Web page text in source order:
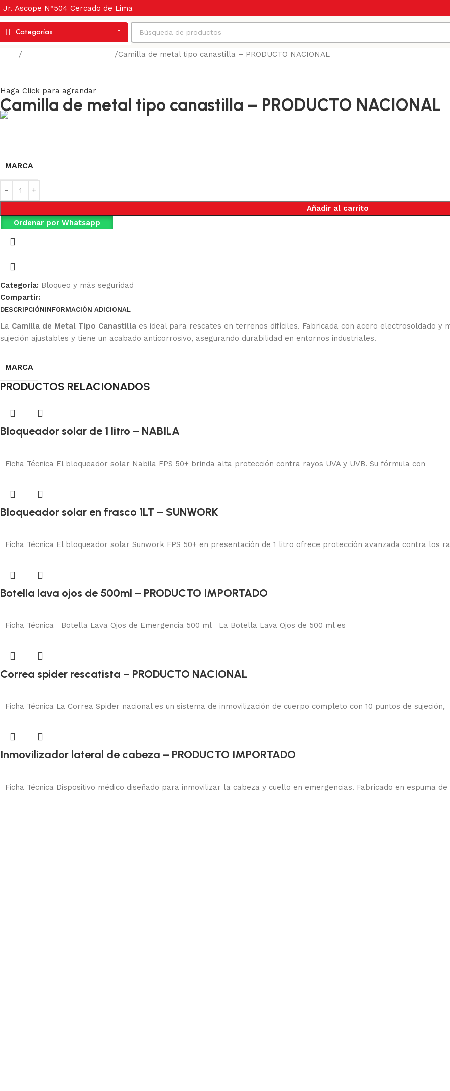
Jr. Ascope N°504 Cercado de Lima
Categorías
Camilla de metal tipo canastilla – PRODUCTO NACIONAL
Haga Click para agrandar
Camilla de metal tipo canastilla – PRODUCTO NACIONAL
MARCA
Añadir al carrito
Ordenar por Whatsapp
Categoría: Bloqueo y más seguridad
Compartir:
DESCRIPCIÓNINFORMACIÓN ADICIONAL
La Camilla de Metal Tipo Canastilla es ideal para rescates en terrenos difíciles. Fabricada con acero electrosoldado
sujeción ajustables y tiene un acabado anticorrosivo, asegurando durabilidad en entornos industriales.
MARCA
PRODUCTOS RELACIONADOS
Bloqueador solar de 1 litro – NABILA
Bloqueo y más seguridad
Ficha Técnica El bloqueador solar Nabila FPS 50+ brinda alta protección contra rayos UVA y UVB. Su fórmula con
Bloqueador solar en frasco 1LT – SUNWORK
Bloqueo y más seguridad
Ficha Técnica El bloqueador solar Sunwork FPS 50+ en presentación de 1 litro ofrece protección avanzada contra los
Botella lava ojos de 500ml – PRODUCTO IMPORTADO
Bloqueo y más seguridad
Ficha Técnica Botella Lava Ojos de Emergencia 500 ml La Botella Lava Ojos de 500 ml es
Correa spider rescatista – PRODUCTO NACIONAL
Bloqueo y más seguridad
Ficha Técnica La Correa Spider nacional es un sistema de inmovilización de cuerpo completo con 10 puntos de sujeción,
Inmovilizador lateral de cabeza – PRODUCTO IMPORTADO
Ficha Técnica Dispositivo médico diseñado para inmovilizar la cabeza y cuello en emergencias. Fabricado en espuma